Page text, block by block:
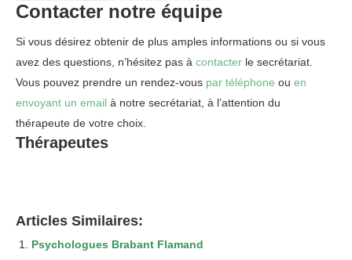
Contacter notre équipe
Si vous désirez obtenir de plus amples informations ou si vous
avez des questions, n’hésitez pas à contacter le secrétariat.
Vous pouvez prendre un rendez-vous par téléphone ou en
envoyant un email à notre secrétariat, à l’attention du
thérapeute de votre choix.
Thérapeutes
Articles Similaires:
Psychologues Brabant Flamand